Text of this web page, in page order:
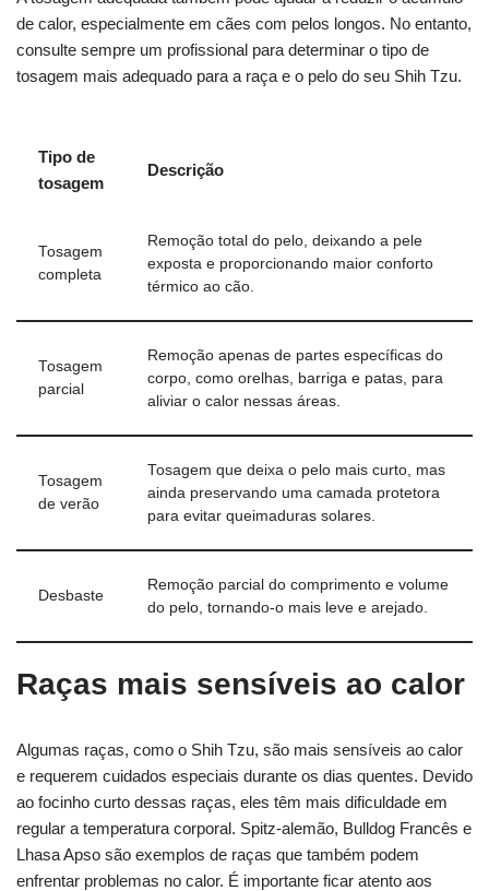
de calor, especialmente em cães com pelos longos. No entanto,
consulte sempre um profissional para determinar o tipo de
tosagem mais adequado para a raça e o pelo do seu Shih Tzu.
Tipo de
tosagem
Descrição
Tosagem
completa
Remoção total do pelo, deixando a pele
exposta e proporcionando maior conforto
térmico ao cão.
Tosagem
parcial
Remoção apenas de partes específicas do
corpo, como orelhas, barriga e patas, para
aliviar o calor nessas áreas.
Tosagem
de verão
Tosagem que deixa o pelo mais curto, mas
ainda preservando uma camada protetora
para evitar queimaduras solares.
Desbaste
Remoção parcial do comprimento e volume
do pelo, tornando-o mais leve e arejado.
Raças mais sensíveis ao calor
Algumas raças, como o Shih Tzu, são mais sensíveis ao calor
e requerem cuidados especiais durante os dias quentes. Devido
ao focinho curto dessas raças, eles têm mais dificuldade em
regular a temperatura corporal. Spitz-alemão, Bulldog Francês e
Lhasa Apso são exemplos de raças que também podem
enfrentar problemas no calor. É importante ficar atento aos